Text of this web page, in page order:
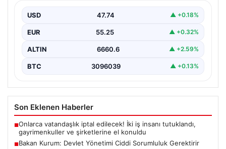
Kurum, gerçekleştirdiği konuşmada devlet yönetiminin
ve büyük…
USD 47.74 ▲ +0.18%
EUR 55.25 ▲ +0.32%
ALTIN 6660.6 ▲ +2.59%
BTC 3096039 ▲ +0.13%
Son Eklenen Haberler
■Onlarca vatandaşlık iptal edilecek! İki iş insanı tutuklandı,
gayrimenkuller ve şirketlerine el konuldu
■Bakan Kurum: Devlet Yönetimi Ciddi Sorumluluk Gerektirir